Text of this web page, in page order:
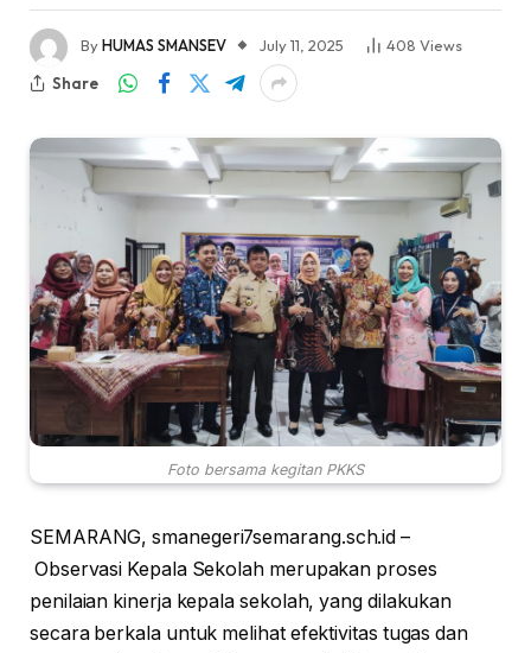
ByHUMAS SMANSEV July 11, 2025 408 Views
Share
Foto bersama kegitan PKKS
SEMARANG, smanegeri7semarang.sch.id –
Observasi Kepala Sekolah merupakan proses
penilaian kinerja kepala sekolah, yang dilakukan
secara berkala untuk melihat efektivitas tugas dan